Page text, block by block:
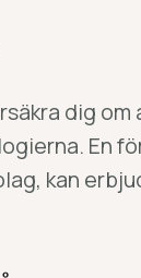
dig
En
kan